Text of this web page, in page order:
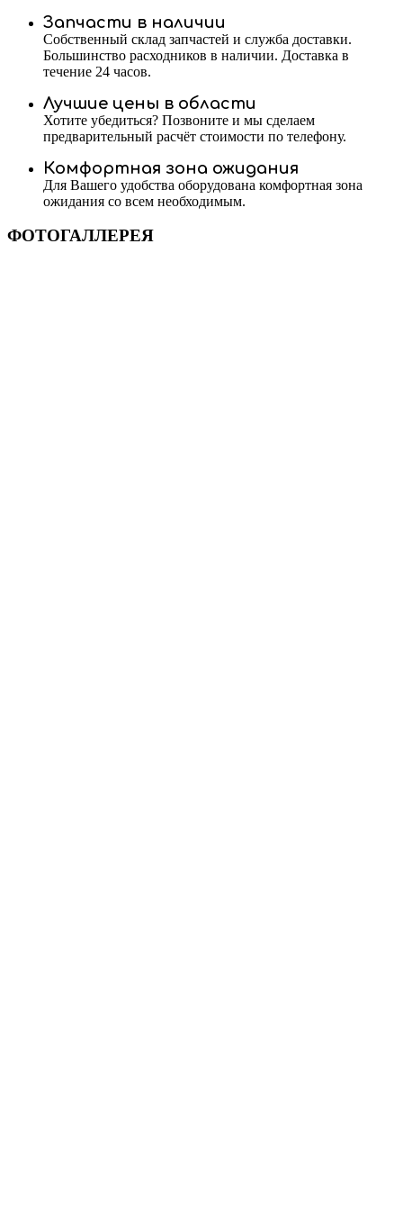
Запчасти в наличии
Собственный склад запчастей и служба доставки.
Большинство расходников в наличии. Доставка в
течение 24 часов.
Лучшие цены в области
Хотите убедиться? Позвоните и мы сделаем
предварительный расчёт стоимости по телефону.
Комфортная зона ожидания
Для Вашего удобства оборудована комфортная зона
ожидания со всем необходимым.
ФОТОГАЛЛЕРЕЯ